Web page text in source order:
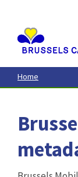
contenu
principal
Home